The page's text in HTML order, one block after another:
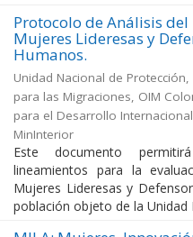
Protocolo de Análisis
Mujeres Lideresas y
Humanos.
Unidad Nacional de Protección,
para las Migraciones, OIM
para el Desarrollo
MinInterior
Este documento
lineamientos para la
Mujeres Lideresas y
población objeto de la Unidad